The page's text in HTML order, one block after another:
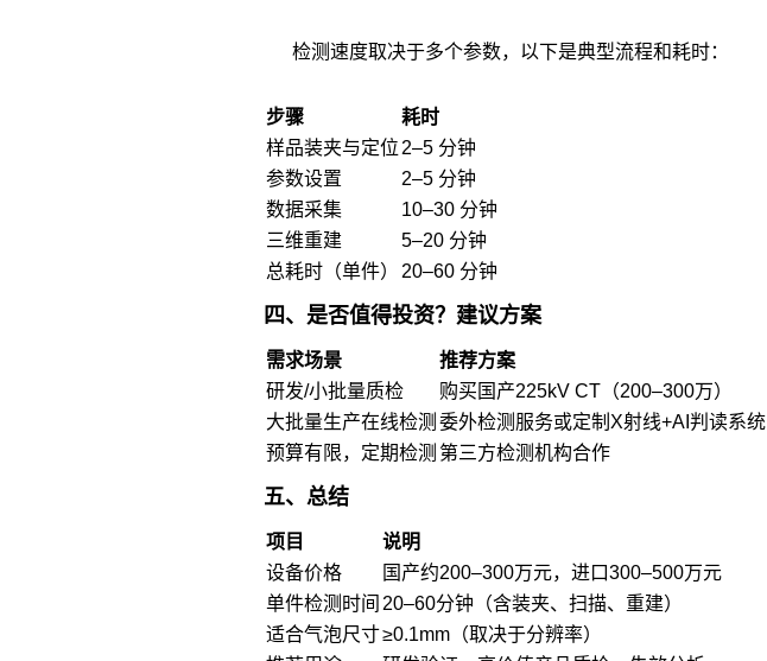
检测速度取决于多个参数，以下是典型流程和耗时：
步骤
耗时
样品装夹与定位 2–5 分钟
参数设置
2–5 分钟
数据采集
10–30 分钟
三维重建
5–20 分钟
总耗时（单件）
20–60 分钟
四、是否值得投资？建议方案
需求场景
推荐方案
研发/小批量质检
购买国产225kV CT（200–300万）
大批量生产在线检测 委外检测服务或定制X射线+AI判读系统
预算有限，定期检测 第三方检测机构合作
五、总结
项目
说明
设备价格
国产约200–300万元，进口300–500万元
单件检测时间 20–60分钟（含装夹、扫描、重建）
适合气泡尺寸≥0.1mm（取决于分辨率）